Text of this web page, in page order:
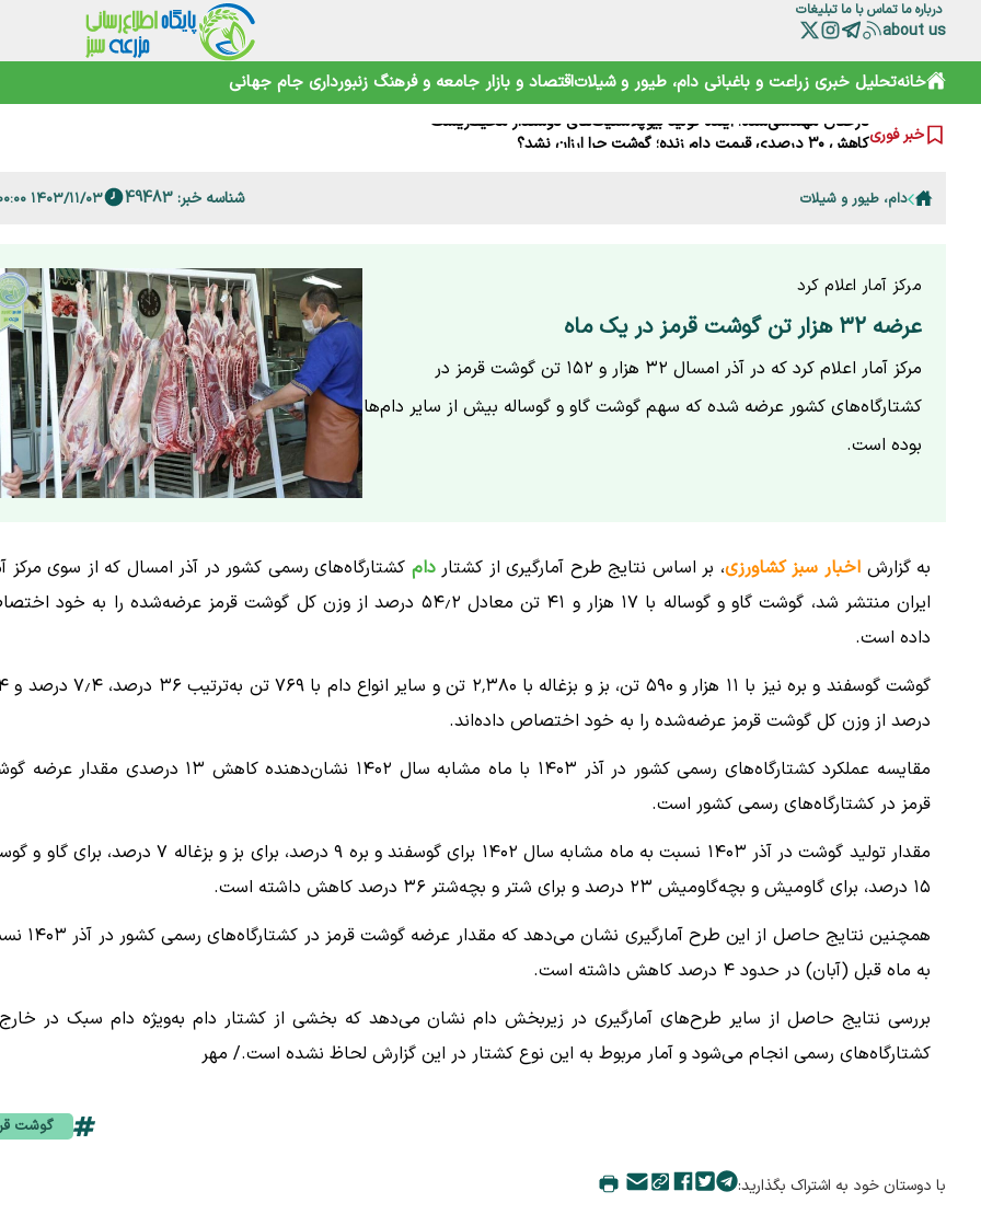
درباره ما تماس با ما تبلیغات
about us
خانهتحلیل خبری زراعت و باغبانی دام، طیور و شیلاتاقتصاد و بازار جامعه و فرهنگ زنبورداری جام جهانی
خبر فوری
نقش HACCP در ارتقای ایمنی غذایی و کاهش خطرات تولید
تقویم نوغانداری در ایران چگونه تعیین می‌شود؟
اودیسه اکوسیستم نوآوری؛ حکمرانی نوین به کجا می‌رسد؟
کاهش ۳۰ درصدی قیمت دام زنده؛ گوشت چرا ارزان نشد؟
مدیریت پایدار شاد زیستن(۱)
دام، طیور و شیلات شناسه خبر: 49483 ۱۴۰۳/۱۱/۰۳ ۱۵:۰۰:۰۰
مرکز آمار اعلام کرد
عرضه ۳۲ هزار تن گوشت قرمز در یک ماه
مرکز آمار اعلام کرد که در آذر امسال ۳۲ هزار و ۱۵۲ تن گوشت قرمز در
کشتارگاه‌های کشور عرضه شده که سهم گوشت گاو و گوساله بیش از سایر دام‌ها
بوده است.
به گزارشاخبار سبز کشاورزی، بر اساس نتایج طرح آمارگیری از کشتاردام کشتارگاه‌های رسمی کشور در آذر امسال که از سوی مرکز
ایران منتشر شد، گوشت گاو و گوساله با ۱۷ هزار و ۴۱ تن معادل ۵۴٫۲ درصد از وزن کل گوشت قرمز عرضه‌شده را به خود
داده است.
گوشت گوسفند و بره نیز
درصد از وزن کل گوشت قرمز عرضه‌شده را به خود اختصاص داده‌اند.
مقایسه عملکرد کشتارگاه‌های رسمی کشور در آذر ۱۴۰۳ با ماه مشابه سال ۱۴۰۲ نشان‌دهنده کاهش ۱۳ درصدی
قرمز در کشتارگاه‌های رسمی کشور است.
مقدار تولید گوشت در آذر ۱۴۰۳ نسبت به ماه مشابه سال ۱۴۰۲ برای گوسفند و بره ۹ درصد، برای بز و بزغاله ۷ درصد،
۱۵ درصد، برای گاومیش و بچه‌گاومیش ۲۳ درصد و برای شتر و بچه‌شتر ۳۶ درصد کاهش داشته است.
همچنین نتایج حاصل از این طرح آمارگیری نشان
به ماه قبل (آبان) در حدود ۴ درصد کاهش داشته است.
بررسی نتایج حاصل از سایر طرح‌های آمارگیری در زیربخش دام نشان می‌دهد که بخشی از کشتار دام به‌ویژه دام سبک در خارج
کشتارگاه‌های رسمی انجام می‌شود و آمار مربوط به این نوع کشتار در این گزارش لحاظ نشده است./ مهر
گوشت
با دوستان خود به اشتراک بگذارید: